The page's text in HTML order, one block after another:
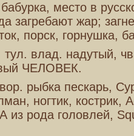
место в
загребают жар;
порск, горнушка,
тул. влад. надутый,
ЧЕЛОВЕК.
рыбка пескарь,
ногтик, кострик,
рода головлей,